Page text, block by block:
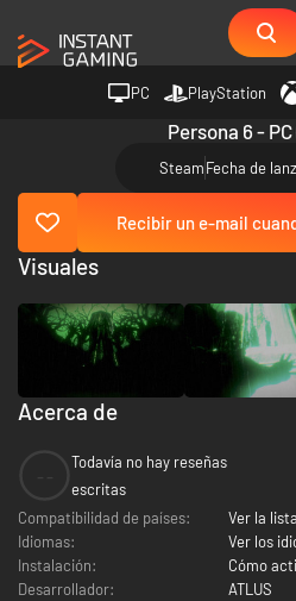
PC PlayStation
Persona 6 -
SteamFecha de
Recibir un e-mail
Acerca de
Todavía no hay reseñas
escritas
Compatibilidad de países:
Ver la lista
Idiomas:
Ver los
Instalación:
Cómo
Desarrollador:
ATLUS
Visuales